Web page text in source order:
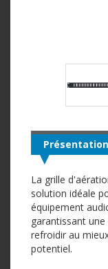
Présentation
La grille
solution idéale
équipement
garantissant
refroidir au
potentiel.